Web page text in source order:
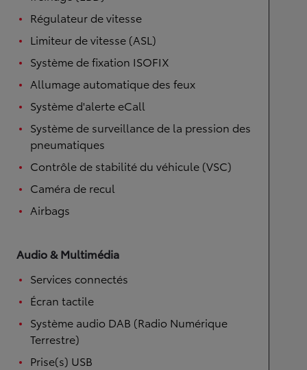
Régulateur de vitesse
Limiteur de vitesse (ASL)
Système de fixation ISOFIX
Allumage automatique des feux
Système d'alerte eCall
Système de surveillance de la pression des
pneumatiques
Contrôle de stabilité du véhicule (VSC)
Caméra de recul
Airbags
Audio & Multimédia
Services connectés
Écran tactile
Système audio DAB (Radio Numérique
Terrestre)
Prise(s) USB